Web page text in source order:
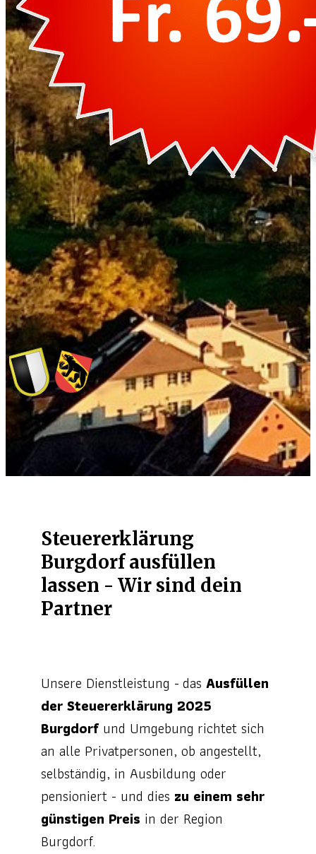
Steuererklärung
Burgdorf ausfüllen
lassen - Wir sind dein
Partner
Unsere Dienstleistung - das Ausfüllen
der Steuererklärung 2025
Burgdorfund Umgebung richtet sich
an alle Privatpersonen, ob angestellt,
selbständig, in Ausbildung oder
pensioniert - und dies zu einem sehr
günstigen Preis in der Region
Burgdorf.